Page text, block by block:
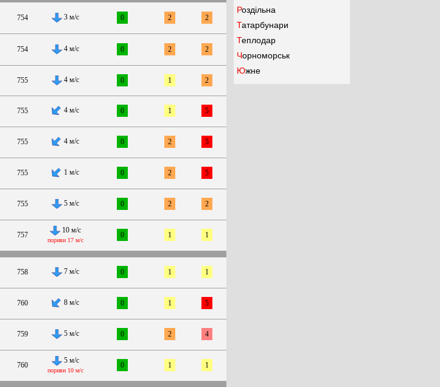
754 3 м/с 0 2 2
754 4 м/с 0 2 2
755 4 м/с 0 1 2
755 4 м/с 0 1 5
755 4 м/с 0 2 5
755 1 м/с 0 2 5
755 5 м/с 0 2 2
757
10 м/с
пориви 17 м/с
0 1 1
758 7 м/с 0 1 1
760 8 м/с 0 1 5
759 5 м/с 0 2 4
760
5 м/с
пориви 10 м/с
0 1 1
Роздільна
Татарбунари
Теплодар
Чорноморськ
Южне